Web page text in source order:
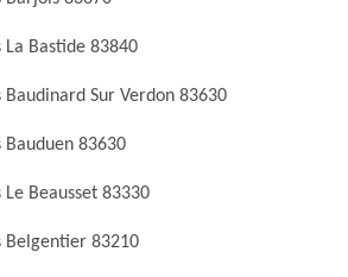
Bastide 83840
Sur Verdon 83630
83630
Beausset 83330
Belgentier 83210